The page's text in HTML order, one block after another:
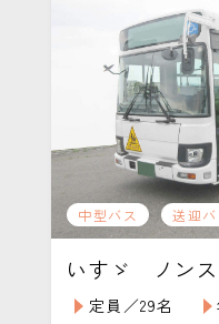
中型バス 送迎バ
いすゞ ノン
定員／29名